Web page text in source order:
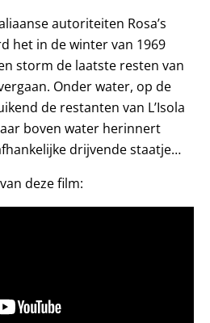
autoriteiten Rosa’s
het in de winter van 1969
storm de laatste resten van
Onder water, op de
de restanten van L’Isola
boven water herinnert
drijvende staatje…
deze film: